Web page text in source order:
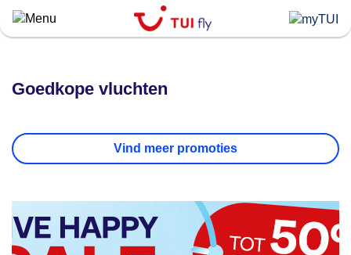
Skip
to
Goedkope vluchten
Vind meer promoties